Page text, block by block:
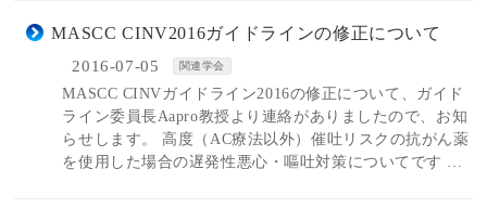
MASCC CINV2016ガイドラインの修正について
2016-07-05 関連学会
MASCC CINVガイドライン2016の修正について、ガイド
ライン委員長Aapro教授より連絡がありましたので、お知
らせします。 高度（AC療法以外）催吐リスクの抗がん薬
を使用した場合の遅発性悪心・嘔吐対策についてです …